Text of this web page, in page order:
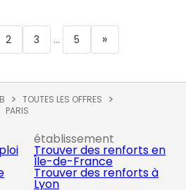
2 3 ... 5 »
TOUTES LES OFFRES
PARIS
établissement
Trouver des renforts en
Île-de-France
Trouver des renforts à
Lyon